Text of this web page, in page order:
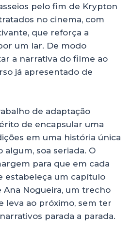
pelo fim de Krypton
no cinema, com
que reforça a
um lar. De modo
a narrativa do filme ao
já apresentado de
de adaptação
de encapsular uma
em uma história única
soa seriada. O
para que em cada
estabeleça um capítulo
Ana Nogueira, um trecho
leva ao próximo, sem ter
parada a parada.